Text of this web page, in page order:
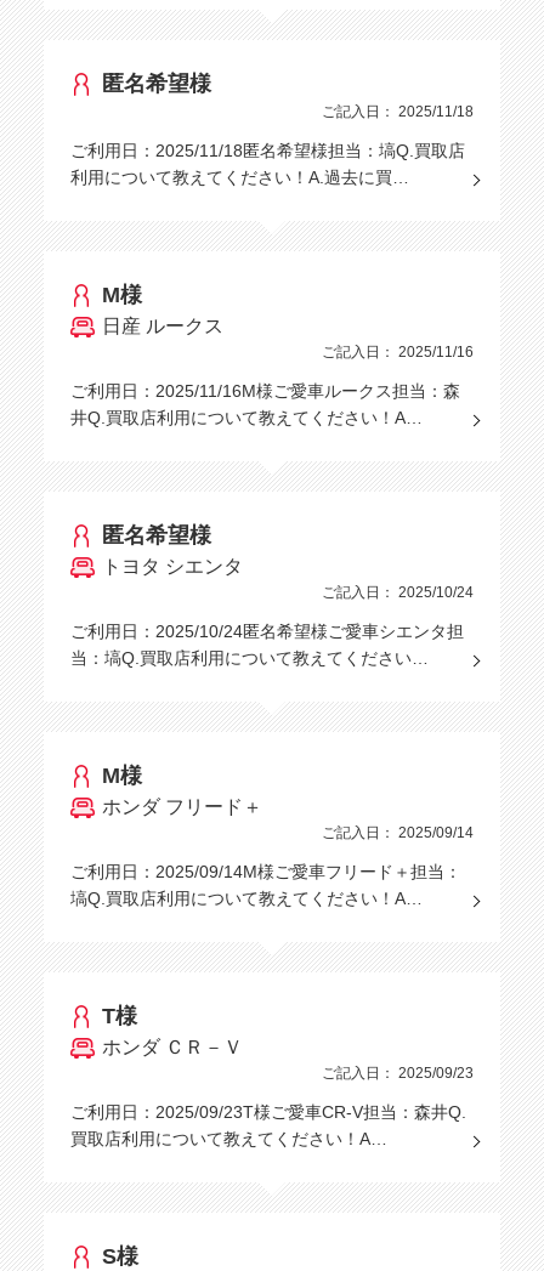
匿名希望様
ご記入日： 2025/11/18
ご利用日：2025/11/18匿名希望様担当：塙Q.買取店
利用について教えてください！A.過去に買…
M様
日産 ルークス
ご記入日： 2025/11/16
ご利用日：2025/11/16M様ご愛車ルークス担当：森
井Q.買取店利用について教えてください！A…
匿名希望様
トヨタ シエンタ
ご記入日： 2025/10/24
ご利用日：2025/10/24匿名希望様ご愛車シエンタ担
当：塙Q.買取店利用について教えてください…
M様
ホンダ フリード＋
ご記入日： 2025/09/14
ご利用日：2025/09/14M様ご愛車フリード＋担当：
塙Q.買取店利用について教えてください！A…
T様
ホンダ ＣＲ－Ｖ
ご記入日： 2025/09/23
ご利用日：2025/09/23T様ご愛車CR-V担当：森井Q.
買取店利用について教えてください！A…
S様